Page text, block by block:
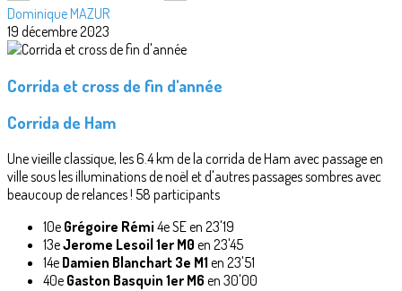
Dominique MAZUR
19 décembre 2023
Corrida et cross de fin d'année
Corrida de Ham
Une vieille classique, les 6.4 km de la corrida de Ham avec passage en
ville sous les illuminations de noël et d'autres passages sombres avec
beaucoup de relances ! 58 participants
10e Grégoire Rémi 4e SE en 23'19
13eJerome Lesoil 1er M0 en 23'45
14e Damien Blanchart 3e M1 en 23'51
40e Gaston Basquin 1er M6 en 30'00